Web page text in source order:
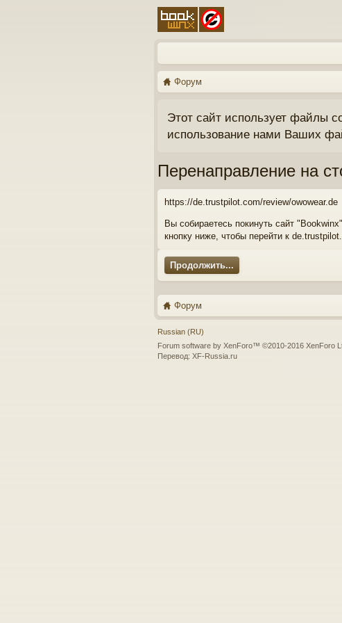
Форум
Этот сайт использует файлы
использование нами Ваших
Перенаправление на
https://de.trustpilot.com/review/owowear.de
Вы собираетесь покинуть сайт
кнопку ниже, чтобы перейти к
Продолжить...
Форум
Russian (RU)
Forum software by XenForo™ ©2010-2016 XenForo
Перевод: XF-Russia.ru